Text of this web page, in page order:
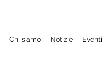
Chi siamo Notizie Eventi